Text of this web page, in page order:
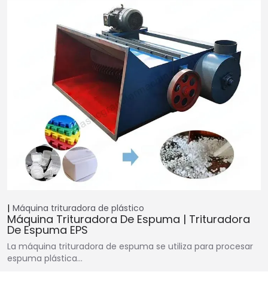
Máquina trituradora de plástico
Máquina Trituradora De Espuma | Trituradora
De Espuma EPS
La máquina trituradora de espuma se utiliza para procesar
espuma plástica…